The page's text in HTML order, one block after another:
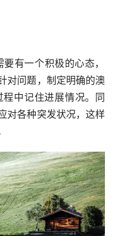
对问题，制定明确的澳
中记住进展情况。同
对各种突发状况，这样